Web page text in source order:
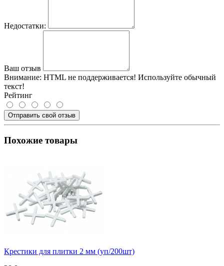
Недостатки:
Ваш отзыв
Внимание: HTML не поддерживается! Используйте обычный
текст!
Рейтинг
Отправить свой отзыв
Похожие товары
Крестики для плитки 2 мм (уп/200шт)